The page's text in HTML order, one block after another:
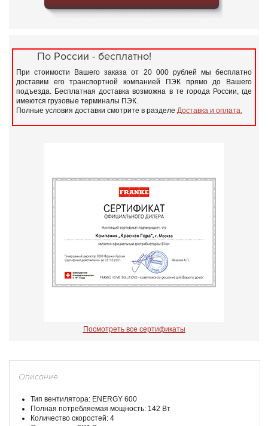
По России - бесплатно!
При стоимости Вашего заказа от 20 000 рублей мы бесплатно
доставим его транспортной компанией ПЭК прямо до Вашего
подъезда. Бесплатная доставка возможна в те города России, где
имеются грузовые терминалы ПЭК.
Полные условия доставки смотрите в разделе Доставка и оплата.
Посмотреть все сертификаты
Описание
Тип вентилятора: ENERGY 600
Полная потребляемая мощность: 142 Вт
Количество скоростей: 4